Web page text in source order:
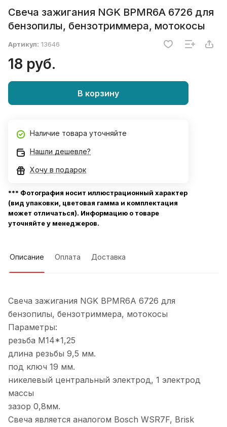
Свеча зажигания NGK BPMR6A 6726 для
бензопилы, бензотриммера, мотокосы
Артикул: 13646
18 руб.
В корзину
Наличие товара уточняйте
Нашли дешевле?
Хочу в подарок
*** Фотография носит иллюстрационный характер
(вид упаковки, цветовая гамма и комплектация
может отличаться). Информацию о товаре
уточняйте у менеджеров.
Описание Оплата Доставка
Свеча зажигания NGK BPMR6A 6726 для
бензопилы, бензотриммера, мотокосы
Параметры:
резьба М14*1,25
длина резьбы 9,5 мм.
под ключ 19 мм.
никелевый центральный электрод, 1 электрод
массы
зазор 0,8мм.
Свеча является аналогом Bosch WSR7F, Brisk